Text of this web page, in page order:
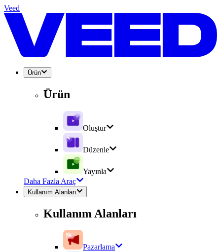
Veed
Ürün
Ürün
Oluştur
Düzenle
Yayınla
Daha Fazla Araç
Kullanım Alanları
Kullanım Alanları
Pazarlama